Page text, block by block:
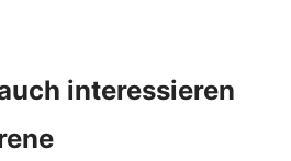
interessieren